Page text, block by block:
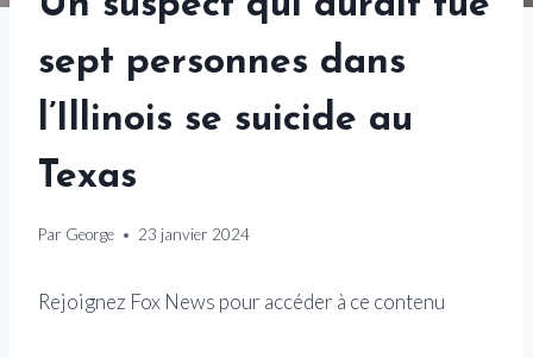
sept personnes dans
l’Illinois se suicide au
Texas
Par George 23 janvier 2024
Rejoignez Fox News pour accéder à ce contenu